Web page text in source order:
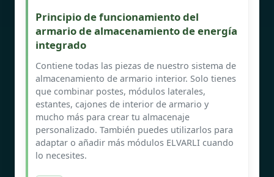
Principio de funcionamiento del
armario de almacenamiento de energía
integrado
Contiene todas las piezas de nuestro sistema de
almacenamiento de armario interior. Solo tienes
que combinar postes, módulos laterales,
estantes, cajones de interior de armario y
mucho más para crear tu almacenaje
personalizado. También puedes utilizarlos para
adaptar o añadir más módulos ELVARLI cuando
lo necesites.